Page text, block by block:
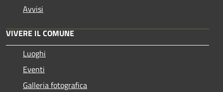
Avvisi
VIVERE IL COMUNE
Luoghi
Eventi
Galleria fotografica